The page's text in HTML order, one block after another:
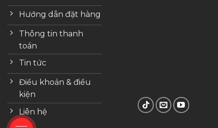
Hướng dẫn đặt hàng
Thông tin thanh
toán
Tin tức
Điều khoản & điều
kiện
Liên hệ